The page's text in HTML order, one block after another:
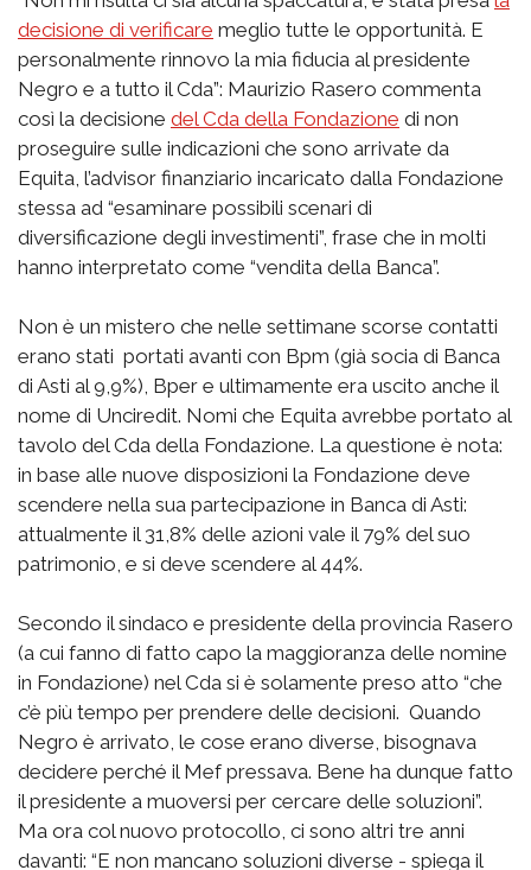
decisione di verificare meglio tutte le opportunità. E
personalmente rinnovo la mia fiducia al presidente
Negro e a tutto il Cda”: Maurizio Rasero commenta
così la decisione del Cda della Fondazione di non
proseguire sulle indicazioni che sono arrivate da
Equita, l’advisor finanziario incaricato dalla Fondazione
stessa ad “esaminare possibili scenari di
diversificazione degli investimenti”, frase che in molti
hanno interpretato come “vendita della Banca”.
Non è un mistero che nelle settimane scorse contatti
erano stati portati avanti con Bpm (già socia di Banca
di Asti al 9,9%), Bper e ultimamente era uscito anche il
nome di Unciredit. Nomi che Equita avrebbe portato al
tavolo del Cda della Fondazione. La questione è nota:
in base alle nuove disposizioni la Fondazione deve
scendere nella sua partecipazione in Banca di Asti:
attualmente il 31,8% delle azioni vale il 79% del suo
patrimonio, e si deve scendere al 44%.
Secondo il sindaco e presidente della provincia Rasero
(a cui fanno di fatto capo la maggioranza delle nomine
in Fondazione) nel Cda si è solamente preso atto “che
c’è più tempo per prendere delle decisioni. Quando
Negro è arrivato, le cose erano diverse, bisognava
decidere perché il Mef pressava. Bene ha dunque fatto
il presidente a muoversi per cercare delle soluzioni”.
Ma ora col nuovo protocollo, ci sono altri tre anni
davanti: “E non mancano soluzioni diverse - spiega il